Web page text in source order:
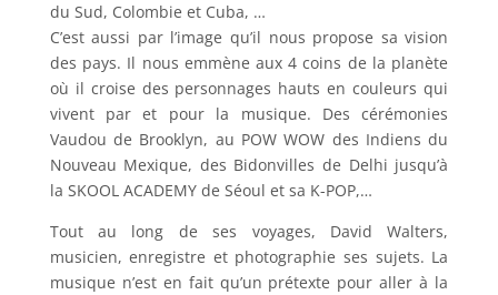
du Sud, Colombie et Cuba, …
C’est aussi par l’image qu’il nous propose sa vision
des pays. Il nous emmène aux 4 coins de la planète
où il croise des personnages hauts en couleurs qui
vivent par et pour la musique. Des cérémonies
Vaudou de Brooklyn, au POW WOW des Indiens du
Nouveau Mexique, des Bidonvilles de Delhi jusqu’à
la SKOOL ACADEMY de Séoul et sa K-POP,…
Tout au long de ses voyages, David Walters,
musicien, enregistre et photographie ses sujets. La
musique n’est en fait qu’un prétexte pour aller à la